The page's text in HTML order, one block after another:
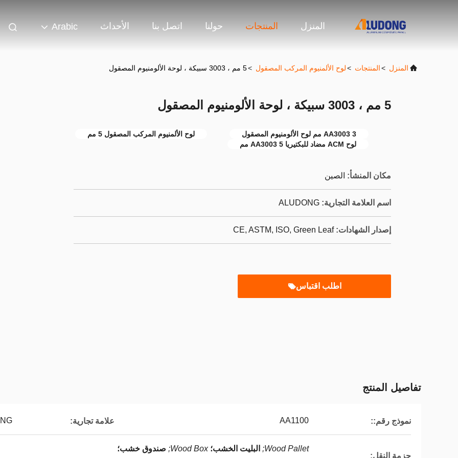
المنزل المنتجات حولنا اتصل بنا الأحداث Arabic
المنزل >المنتجات >لوح الألمنيوم المركب المصقول >5 مم ، 3003 سبيكة ، لوحة الألومنيوم المصقول
5 مم ، 3003 سبيكة ، لوحة الألومنيوم المصقول
AA3003 3 مم لوح الألومنيوم المصقول
لوح الألمنيوم المركب المصقول 5 مم
لوح ACM مضاد للبكتيريا AA3003 5 مم
مكان المنشأ: الصين
اسم العلامة التجارية: ALUDONG
إصدار الشهادات: CE, ASTM, ISO, Green Leaf
اطلب اقتباس
تفاصيل المنتج
نموذج رقم:: AA1100 علامة تجارية:
حزمة النقل:
Wood Pallet; البليت الخشب؛ Wood Box; صندوق خشب؛